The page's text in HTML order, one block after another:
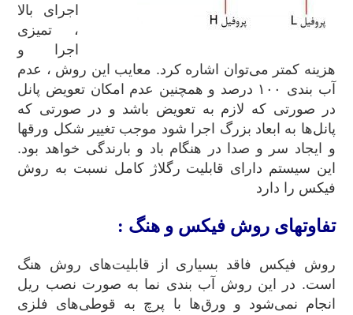
اجرای بالا
، تمیزی
اجرا و
هزینه کمتر می‌توان اشاره کرد. معایب این روش ، عدم
آب بندی ۱۰۰ درصد و همچنین عدم امکان تعویض پانل
در صورتی که لازم به تعویض باشد و در صورتی که
پانل‌ها به ابعاد بزرگ اجرا شود موجب تغییر شکل ورقها
و ایجاد سر و صدا در هنگام باد و بارندگی خواهد بود.
این سیستم دارای قابلیت رگلاژ کامل نسبت به روش
فیکس را دارد
تفاوتهای روش فیکس و هنگ :
روش فیکس فاقد بسیاری از قابلیت‌های روش هنگ
است. در این روش آب بندی نما به صورت نصب ریل
انجام نمی‌شود و ورق‌ها با پرچ به قوطی‌های فلزی